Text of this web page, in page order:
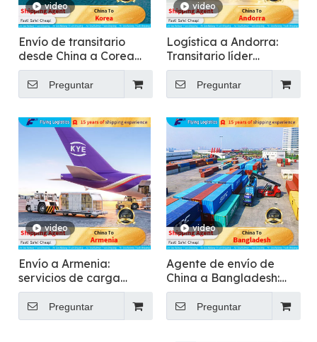
video
Envío de transitario
desde China a Corea
para transporte de
alimentosPreguntar
video
Logística a Andorra:
Transitario líder
internacional
Preguntar
video
Envío a Armenia:
servicios de carga
internacionales
confiables
Preguntar
video
Agente de envío de
China a Bangladesh:
servicio de carga
internacional
Preguntar